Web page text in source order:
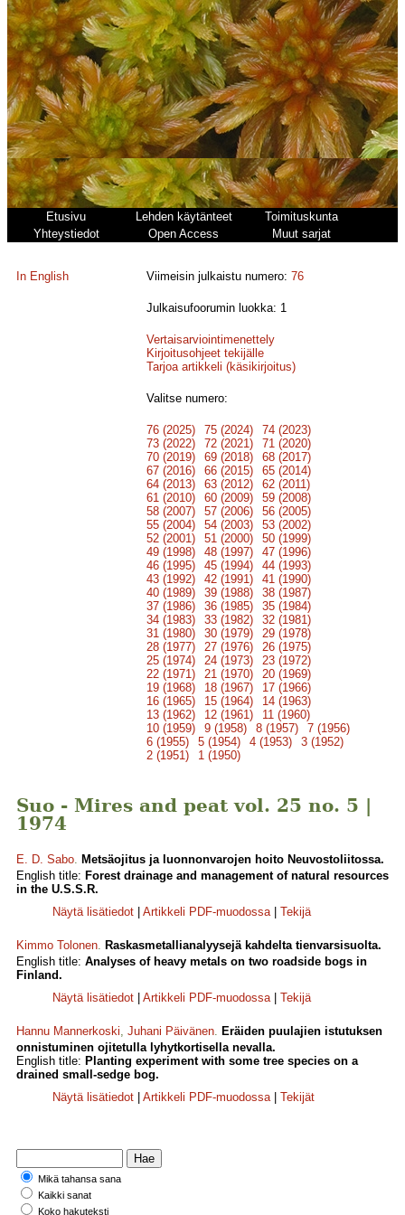
Etusivu Lehden käytänteet
Toimituskunta
Yhteystiedot
Open Access Muut sarjat
In English Viimeisin julkaistu numero:76
Julkaisufoorumin luokka: 1
Vertaisarviointimenettely
Kirjoitusohjeet tekijälle
Tarjoa artikkeli (käsikirjoitus)
Valitse numero:
76 (2025) 75 (2024)
74 (2023)
73 (2022)
72 (2021)
71 (2020)
70 (2019)
69 (2018)
68 (2017)
67 (2016)
66 (2015)
65 (2014)
64 (2013)
63 (2012)
62 (2011)
61 (2010)
60 (2009)
59 (2008)
58 (2007)
57 (2006)
56 (2005)
55 (2004)
54 (2003)
53 (2002)
52 (2001)
51 (2000)
50 (1999)
49 (1998)
48 (1997)
47 (1996)
46 (1995)
45 (1994)
44 (1993)
43 (1992)
42 (1991)
41 (1990)
40 (1989)
39 (1988)
38 (1987)
37 (1986)
36 (1985)
35 (1984)
34 (1983)
33 (1982)
32 (1981)
31 (1980)
30 (1979)
29 (1978)
28 (1977)
27 (1976)
26 (1975)
25 (1974)
24 (1973)
23 (1972)
22 (1971)
21 (1970)
20 (1969)
19 (1968)
18 (1967)
17 (1966)
16 (1965)
15 (1964)
14 (1963)
13 (1962)
12 (1961)
11 (1960)
10 (1959)
9 (1958) 8 (1957)
7 (1956)
6 (1955)
5 (1954) 4 (1953)
3 (1952)
2 (1951)
1 (1950)
Suo - Mires and peat vol. 25 no. 5 |
1974
E. D. Sabo. Metsäojitus ja luonnonvarojen hoito Neuvostoliitossa.
English title: Forest drainage and management of natural resources
in the U.S.S.R.
Näytä lisätiedot
Artikkeli PDF-muodossa| Tekijä
Kimmo Tolonen. Raskasmetallianalyysejä kahdelta tienvarsisuolta.
English title: Analyses of heavy metals on two roadside bogs in
Finland.
Näytä lisätiedot
Artikkeli PDF-muodossa| Tekijä
Hannu Mannerkoski, Juhani Päivänen. Eräiden puulajien istutuksen
onnistuminen ojitetulla lyhytkortisella nevalla.
English title: Planting experiment with some tree species on a
drained small-sedge bog.
Näytä lisätiedot
Artikkeli PDF-muodossa| Tekijät
Mikä tahansa sana
Kaikki sanat
Koko hakuteksti